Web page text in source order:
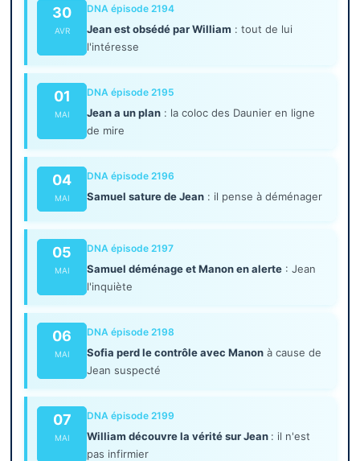
30
AVR
DNA épisode 2194
Jean est obsédé par William : tout de lui
l'intéresse
01
MAI
DNA épisode 2195
Jean a un plan : la coloc des Daunier en ligne
de mire
04
MAI
DNA épisode 2196
Samuel sature de Jean : il pense à déménager
05
MAI
DNA épisode 2197
Samuel déménage et Manon en alerte : Jean
l'inquiète
06
MAI
DNA épisode 2198
Sofia perd le contrôle avec Manon à cause de
Jean suspecté
07
MAI
DNA épisode 2199
William découvre la vérité sur Jean : il n'est
pas infirmier